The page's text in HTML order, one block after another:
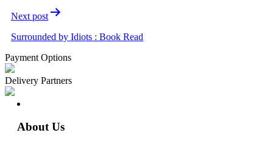
Next post
Surrounded by Idiots : Book Read
Payment Options
Delivery Partners
About Us